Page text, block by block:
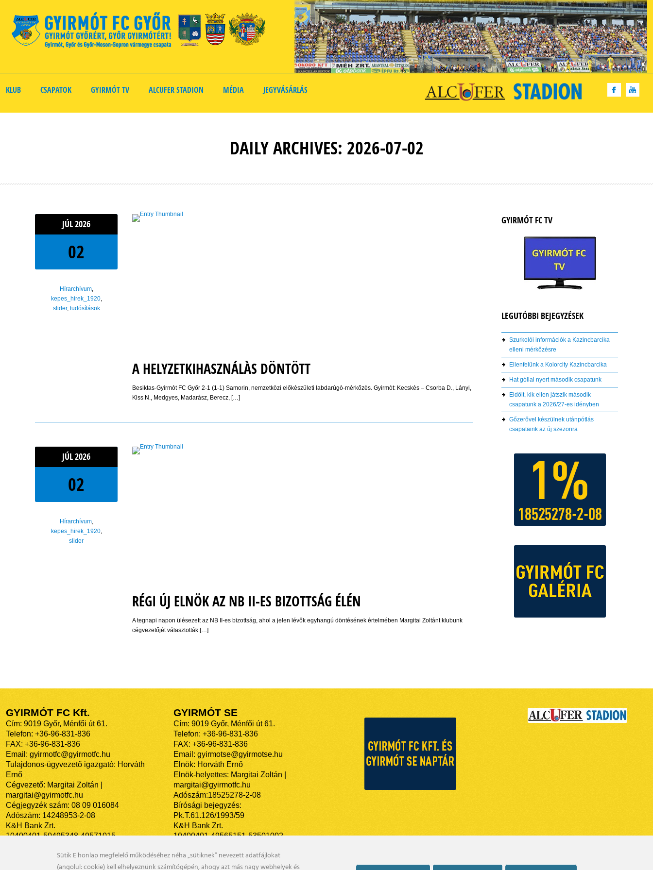
KLUB CSAPATOK GYIRMÓT TV ALCUFER STADION MÉDIA JEGYVÁSÁRLÁS
DAILY ARCHIVES: 2026-07-02
JÚL2026
02
Hírarchívum,
kepes_hirek_1920,
slider, tudósítások
A HELYZETKIHASZNÁLÀS DÖNTÖTT
Besiktas-Gyirmòt FC Győr 2-1 (1-1) Samorin, nemzetközi előkèszületi labdarúgò-mèrkőzès. Gyirmòt: Kecskès – Csorba D., Lányi,
Kiss N., Medgyes, Madarász, Berecz, […]
JÚL2026
02
Hírarchívum,
kepes_hirek_1920,
slider
RÉGI ÚJ ELNÖK AZ NB II-ES BIZOTTSÁG ÉLÉN
A tegnapi napon ülésezett az NB II-es bizottság, ahol a jelen lévők egyhangú döntésének értelmében Margitai Zoltánt klubunk
cégvezetőjét választották […]
GYIRMÓT FC TV
LEGUTÓBBI BEJEGYZÉSEK
Szurkolói információk a Kazincbarcika
elleni mérkőzésre
Ellenfelünk a Kolorcity Kazincbarcika
Hat góllal nyert második csapatunk
Eldőlt, kik ellen játszik második
csapatunk a 2026/27-es idényben
Gőzerővel készülnek utánpótlás
csapataink az új szezonra
GYIRMÓT FC Kft.
Cím: 9019 Győr, Ménfői út 61.
Telefon: +36-96-831-836
FAX: +36-96-831-836
Email: gyirmotfc@gyirmotfc.hu
Tulajdonos-ügyvezető igazgató: Horváth
Ernő
Cégvezető: Margitai Zoltán |
margitai@gyirmotfc.hu
Cégjegyzék szám: 08 09 016084
Adószám: 14248953-2-08
K&H Bank Zrt.
10400401-50495348-49571015
GYIRMÓT SE
Cím: 9019 Győr, Ménfői út 61.
Telefon: +36-96-831-836
FAX: +36-96-831-836
Email: gyirmotse@gyirmotse.hu
Elnök: Horváth Ernő
Elnök-helyettes: Margitai Zoltán |
margitai@gyirmotfc.hu
Adószám:18525278-2-08
Bírósági bejegyzés:
Pk.T.61.126/1993/59
K&H Bank Zrt.
10400401-49565151-53501002
Sütik E honlap megfelelő működéséhez néha „sütiknek” nevezett adatfájlokat
(angolul: cookie) kell elhelyeznünk számítógépén, ahogy azt más nagy webhelyek és